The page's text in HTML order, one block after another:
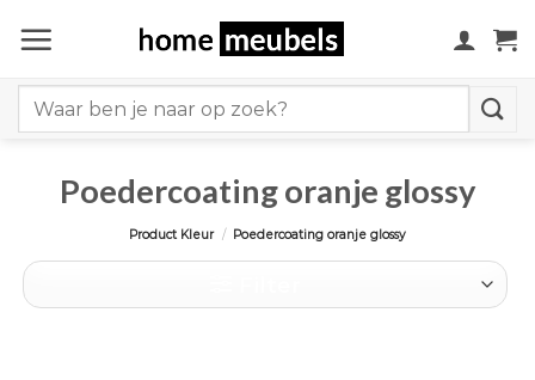
naar
for:
Poedercoating oranje glossy
Product Kleur / Poedercoating oranje glossy